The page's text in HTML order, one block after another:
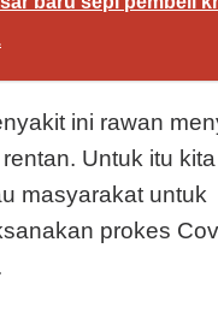
ini rawan
Untuk itu
masyarakat untuk
prokes